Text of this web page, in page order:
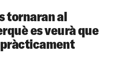
tornaran al
es veurà que